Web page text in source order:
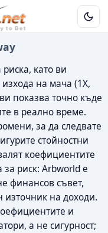
като ви
на мача (1X,
показва точно къде
в реално време.
за да следвате
стойностни
коефициентите
риск: Arbworld е
финансов съвет,
източник на доходи.
и
а не сигурност;